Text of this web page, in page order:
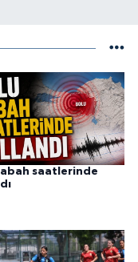
saatlerinde